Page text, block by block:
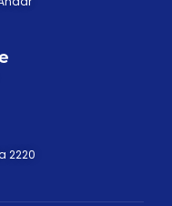
2220